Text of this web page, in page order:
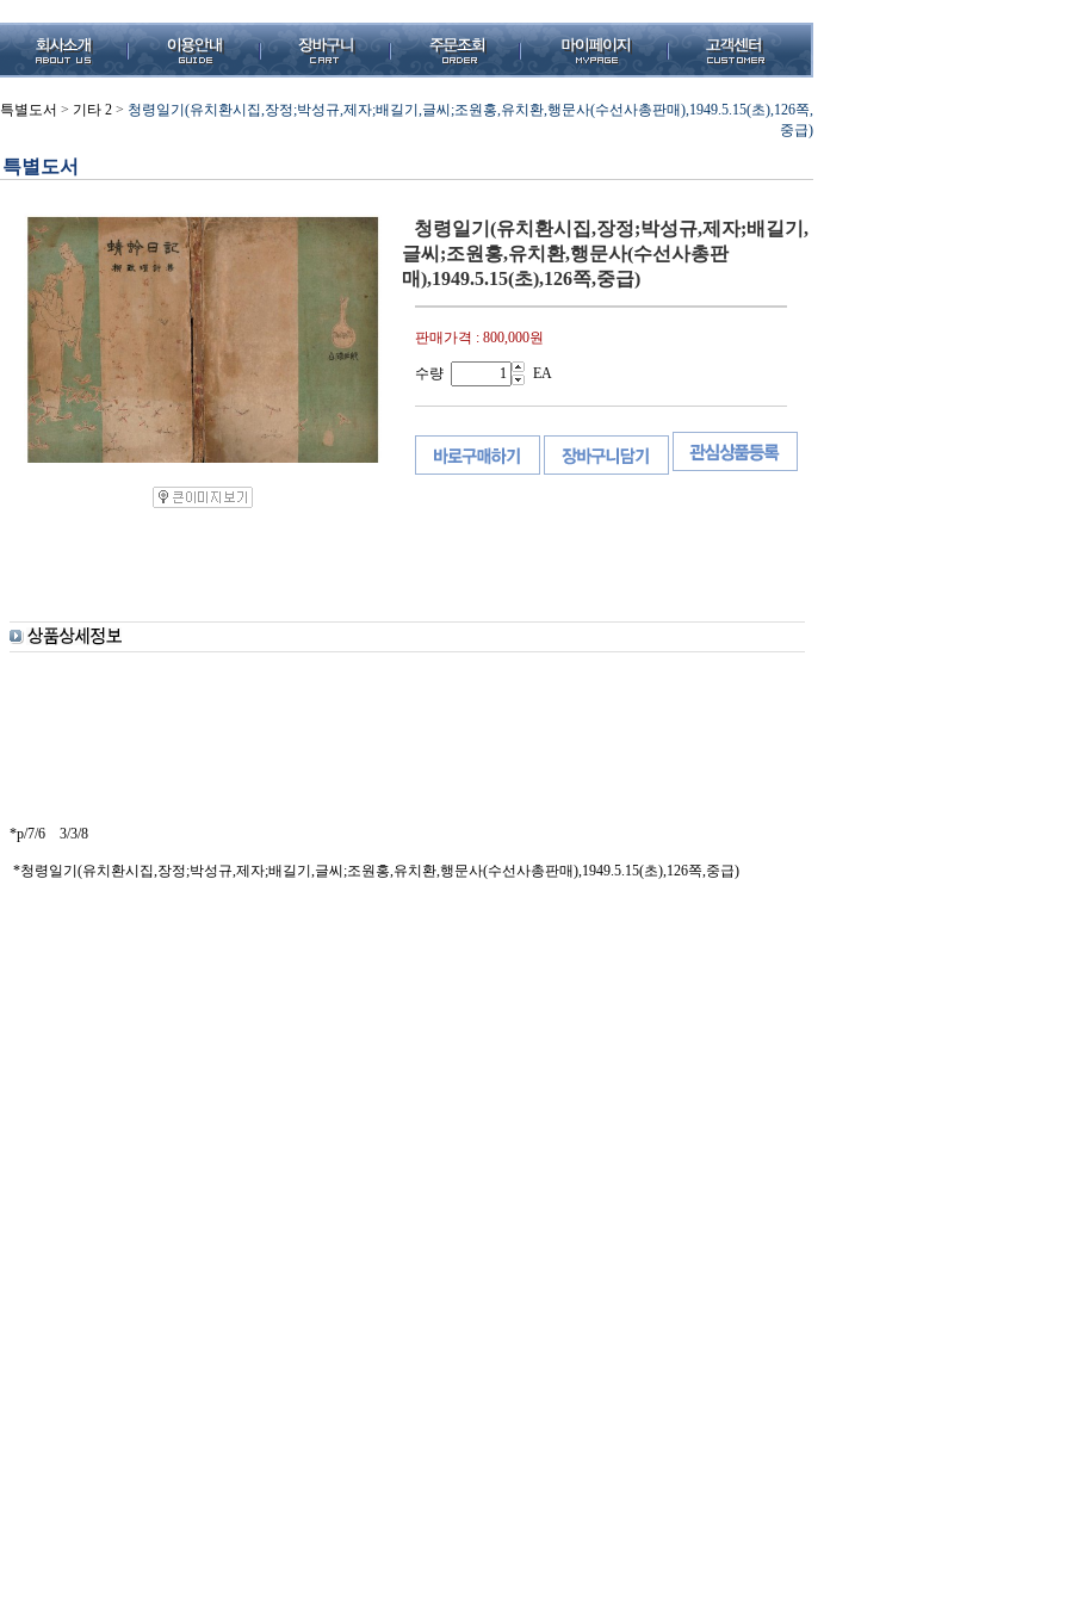
특별도서 > 기타 2 > 청령일기(유치환시집,장정;박성규,제자;배길기,글씨;조원홍,유치환,행문사(수선사총판매),1949.5.15(초),126쪽,
중급)
특별도서
청령일기(유치환시집,장정;박성규,제자;배길기,
글씨;조원홍,유치환,행문사(수선사총판
매),1949.5.15(초),126쪽,중급)
판매가격 : 800,000원
수량 EA
*p/7/6 3/3/8
*청령일기(유치환시집,장정;박성규,제자;배길기,글씨;조원홍,유치환,행문사(수선사총판매),1949.5.15(초),126쪽,중급)